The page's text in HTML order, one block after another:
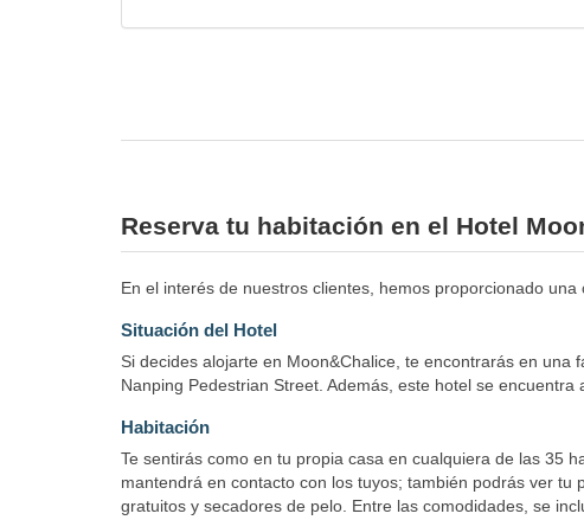
Reserva tu habitación en el Hotel
En el interés de nuestros clientes, hemos proporcionado
Situación del Hotel
Si decides alojarte en Moon&Chalice, te encontrarás en
Nanping Pedestrian Street. Además, este hotel se
Habitación
Te sentirás como en tu propia casa en cualquiera de las 35
mantendrá en contacto con los tuyos; también podrás ver
gratuitos y secadores de pelo. Entre las comodidades, se